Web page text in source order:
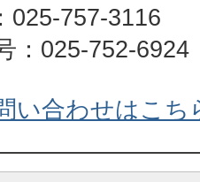
025-757-3116
：025-752-6924
い合わせはこち